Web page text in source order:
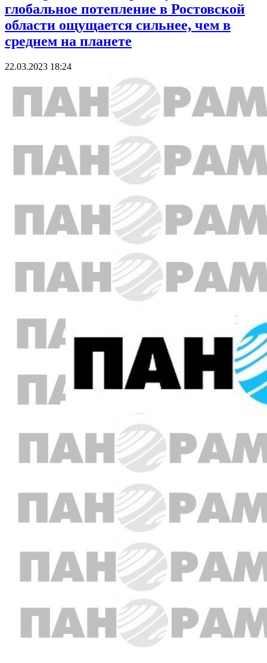
глобальное потепление в Ростовской
области ощущается сильнее, чем в
среднем на планете
22.03.2023 18:24